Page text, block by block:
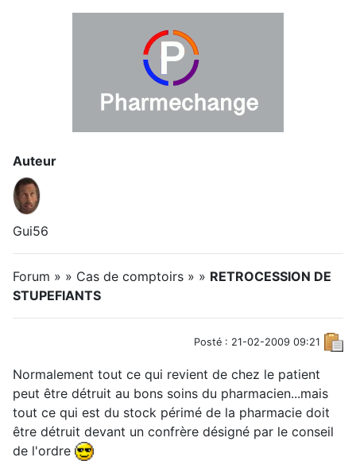
Auteur
Gui56
Forum » » Cas de comptoirs » » RETROCESSION DE
STUPEFIANTS
Posté : 21-02-2009 09:21
Normalement tout ce qui revient de chez le patient
peut être détruit au bons soins du pharmacien...mais
tout ce qui est du stock périmé de la pharmacie doit
être détruit devant un confrère désigné par le conseil
de l'ordre